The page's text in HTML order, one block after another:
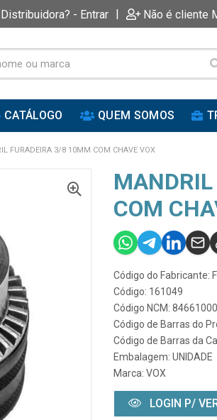
- Entrar | Não é cliente
CATÁLOGO QUEM SOMOS
FURADEIRA 3/8 10MM COM CHAVE VOX
COM
Código do Fabricante:
Código: 161049
Código NCM: 84661000
Código de Barras do
Código de Barras da
Embalagem: UNIDADE
Marca: VOX
LOGIN P/